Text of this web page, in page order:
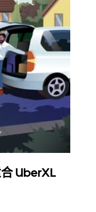
UberXL